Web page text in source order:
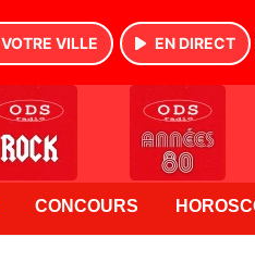
VOTRE VILLE EN DIRECT
CONCOURS